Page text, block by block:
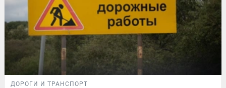
ДОРОГИ И ТРАНСПОРТ